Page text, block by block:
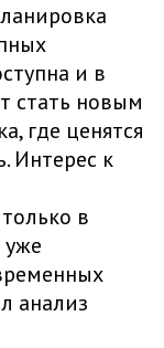
и в
стать новым
где ценятся
Интерес к
в
уже
анализ